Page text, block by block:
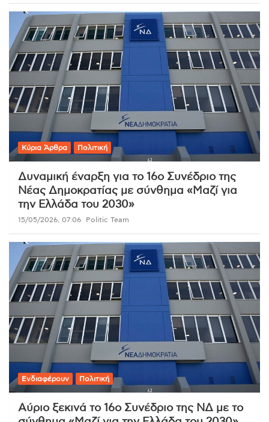
Κύρια Άρθρα Πολιτική
Δυναμική έναρξη για το 16ο Συνέδριο της
Νέας Δημοκρατίας με σύνθημα «Μαζί για
την Ελλάδα του 2030»
15/05/2026, 07:06 Politic Team
Ενδιαφέρουν Πολιτική
Αύριο ξεκινά το 16ο Συνέδριο της ΝΔ με το